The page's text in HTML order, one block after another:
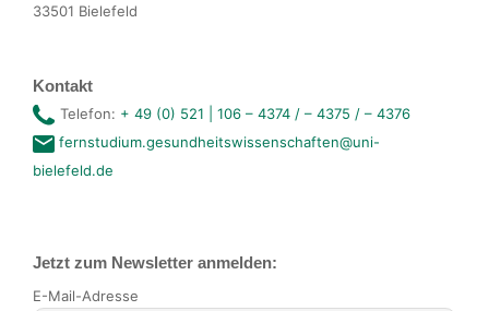
33501 Bielefeld
Kontakt
Telefon: + 49 (0) 521 | 106 – 4374 / – 4375 / – 4376
fernstudium.gesundheitswissenschaften@uni-
bielefeld.de
Jetzt zum Newsletter anmelden:
E-Mail-Adresse